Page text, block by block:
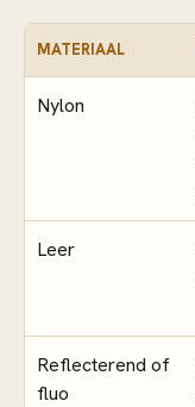
MATERIAAL
Nylon
Leer
Reflecterend of
fluo